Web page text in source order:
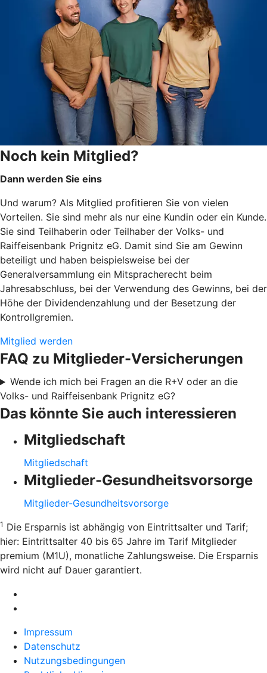
Noch kein Mitglied?
Dann werden Sie eins
Und warum? Als Mitglied profitieren Sie von vielen
Vorteilen. Sie sind mehr als nur eine Kundin oder ein Kunde.
Sie sind Teilhaberin oder Teilhaber der Volks- und
Raiffeisenbank Prignitz eG. Damit sind Sie am Gewinn
beteiligt und haben beispielsweise bei der
Generalversammlung ein Mitspracherecht beim
Jahresabschluss, bei der Verwendung des Gewinns, bei der
Höhe der Dividendenzahlung und der Besetzung der
Kontrollgremien.
Mitglied werden
FAQ zu Mitglieder-Versicherungen
Wende ich mich bei Fragen an die R+V oder an die
Volks- und Raiffeisenbank Prignitz eG?
Das könnte Sie auch interessieren
Mitgliedschaft
Mitgliedschaft
Mitglieder-Gesundheitsvorsorge
Mitglieder-Gesundheitsvorsorge
1 Die Ersparnis ist abhängig von Eintrittsalter und Tarif;
hier: Eintrittsalter 40 bis 65 Jahre im Tarif Mitglieder
premium (M1U), monatliche Zahlungsweise. Die Ersparnis
wird nicht auf Dauer garantiert.
Impressum
Datenschutz
Nutzungsbedingungen